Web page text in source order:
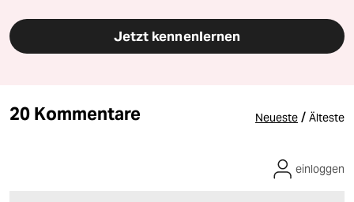
Jetzt kennenlernen
20 Kommentare Neueste / Älteste
einloggen